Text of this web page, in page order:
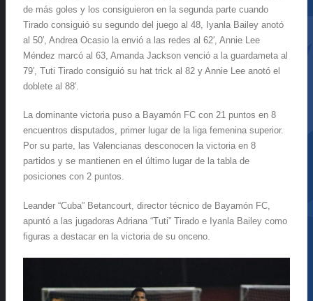
de más goles y los consiguieron en la segunda parte cuando
Tirado consiguió su segundo del juego al 48, Iyanla Bailey anotó
al 50′, Andrea Ocasio la envió a las redes al 62′, Annie Lee
Méndez marcó al 63, Amanda Jackson venció a la guardameta al
79′, Tuti Tirado consiguió su hat trick al 82 y Annie Lee anotó el
doblete al 88′.
La dominante victoria puso a Bayamón FC con 21 puntos en 8
encuentros disputados, primer lugar de la liga femenina superior.
Por su parte, las Valencianas desconocen la victoria en 8
partidos y se mantienen en el último lugar de la tabla de
posiciones con 2 puntos.
Leander “Cuba” Betancourt, director técnico de Bayamón FC,
apuntó a las jugadoras Adriana “Tuti” Tirado e Iyanla Bailey como
figuras a destacar en la victoria de su onceno.